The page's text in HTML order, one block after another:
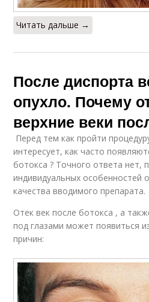
Читать дальше →
После диспорта
опухло. Почему
верхние веки
Перед тем как пройти
интересует, как часто
ботокса ? Точного ответа нет,
индивидуальных особенностей
качества вводимого препарата.
Отек век после ботокса , а
под глазами может появиться
причин: